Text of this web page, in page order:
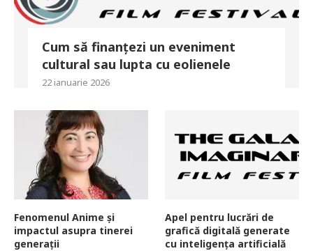
Cum să finanțezi un eveniment
cultural sau lupta cu eolienele
22 ianuarie 2026
Fenomenul Anime și
impactul asupra tinerei
generații
Apel pentru lucrări de
grafică digitală generate
cu inteligența artificială